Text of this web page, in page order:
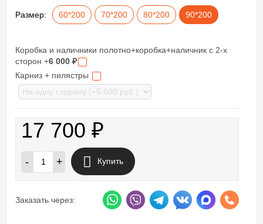
Размер: 60*200 70*200 80*200 90*200
Коробка и наличники полотно+коробка+наличник с 2-х
сторон +6 000 ₽
Карниз + пилястры
17 700 ₽
- + Купить
Заказать через: